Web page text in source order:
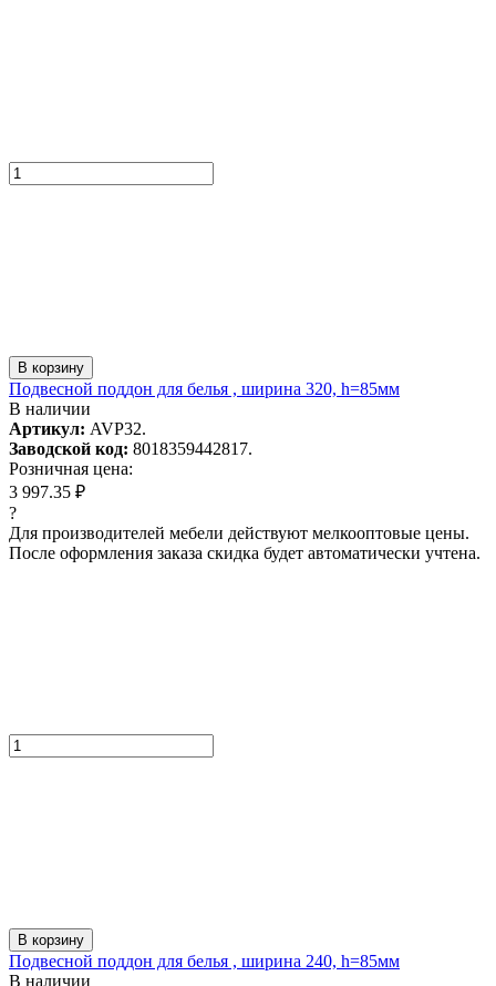
В корзину
Подвесной поддон для белья , ширина 320, h=85мм
В наличии
Артикул: AVP32.
Заводской код: 8018359442817.
Розничная цена:
3 997.35 ₽
?
Для производителей мебели действуют мелкооптовые цены.
После оформления заказа скидка будет автоматически учтена.
В корзину
Подвесной поддон для белья , ширина 240, h=85мм
В наличии